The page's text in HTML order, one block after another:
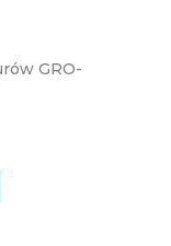
GRO-